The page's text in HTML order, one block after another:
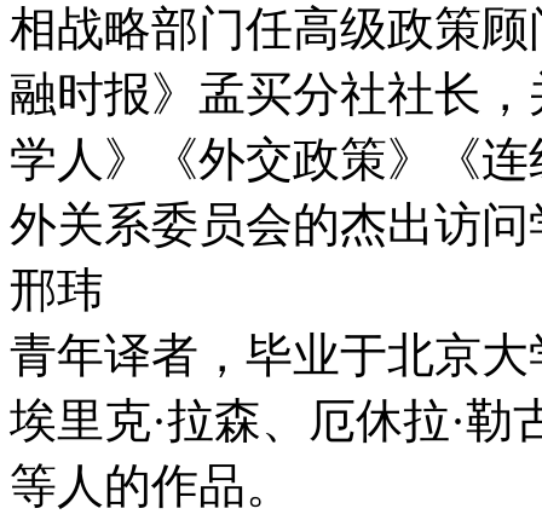
相战略部门任高级政策
融时报》孟买分社社长
学人》《外交政策》《
外关系委员会的杰出访问
邢玮
青年译者，毕业于北京
埃里克·拉森、厄休拉·勒
等人的作品。